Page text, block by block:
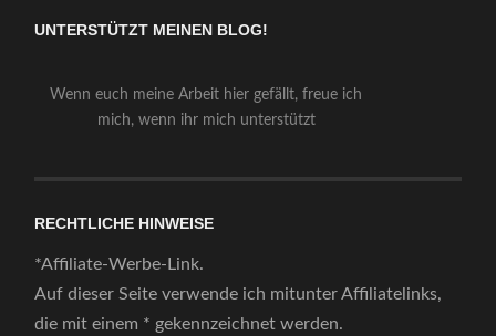
UNTERSTÜTZT MEINEN BLOG!
Wenn euch meine Arbeit hier gefällt, freue ich
mich, wenn ihr mich unterstützt
RECHTLICHE HINWEISE
*Affiliate-Werbe-Link.
Auf dieser Seite verwende ich mitunter Affiliatelinks,
die mit einem * gekennzeichnet werden.